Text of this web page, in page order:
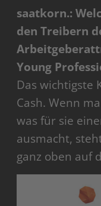
saatkorn.:
den Treibern
Young
Das wichtigste
Cash. Wenn
was für sie
ausmacht,
ganz oben auf